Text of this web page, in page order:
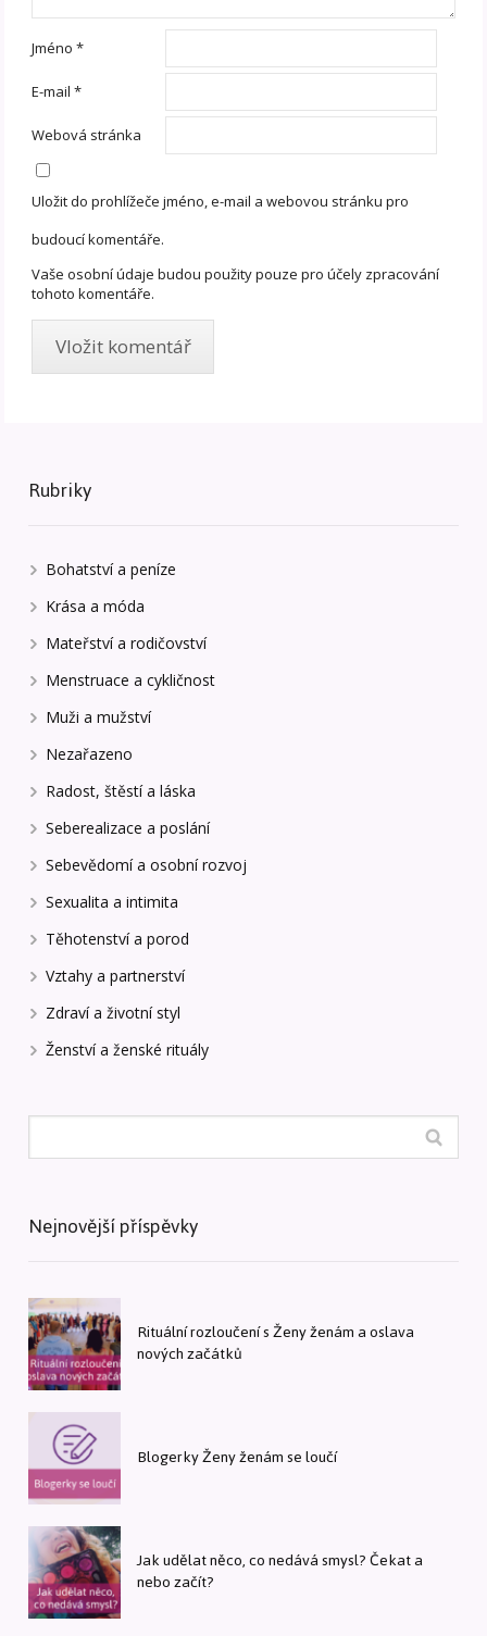
Jméno*
E-mail*
Webová stránka
Uložit do prohlížeče jméno, e-mail a webovou stránku pro
budoucí komentáře.
Vaše osobní údaje budou použity pouze pro účely zpracování
tohoto komentáře.
Rubriky
Bohatství a peníze
Krása a móda
Mateřství a rodičovství
Menstruace a cykličnost
Muži a mužství
Nezařazeno
Radost, štěstí a láska
Seberealizace a poslání
Sebevědomí a osobní rozvoj
Sexualita a intimita
Těhotenství a porod
Vztahy a partnerství
Zdraví a životní styl
Ženství a ženské rituály
Nejnovější příspěvky
Rituální rozloučení s Ženy ženám a oslava
nových začátků
Blogerky Ženy ženám se loučí
Jak udělat něco, co nedává smysl? Čekat a
nebo začít?